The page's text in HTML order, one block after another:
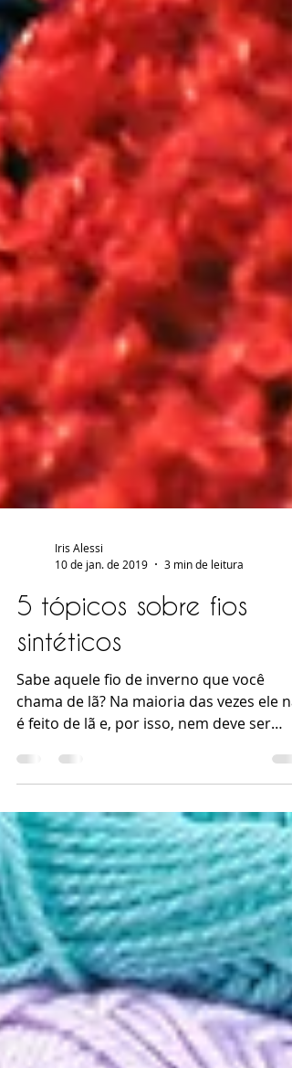
Iris Alessi
10 de jan. de 2019
5 tópicos sobre fios
sintéticos
Sabe aquele fio de inverno que você
chama de lã? Na maioria das vezes ele
é feito de lã e, por isso, nem deve ser
chamado assim....